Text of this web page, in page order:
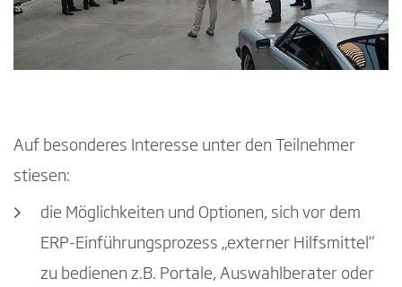
Auf besonderes Interesse unter den Teilnehmer
stiesen:
die Möglichkeiten und Optionen, sich vor dem
ERP-Einführungsprozess „externer Hilfsmittel“
zu bedienen z.B. Portale, Auswahlberater oder